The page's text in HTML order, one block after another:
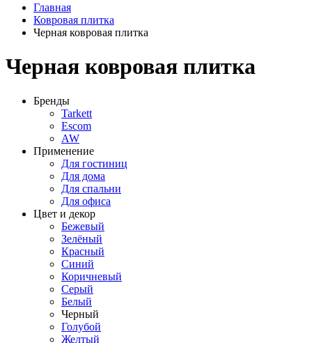
Главная
Ковровая плитка
Черная ковровая плитка
Черная ковровая плитка
Бренды
Tarkett
Escom
AW
Применение
Для гостиниц
Для дома
Для спальни
Для офиса
Цвет и декор
Бежевый
Зелёный
Красный
Синий
Коричневый
Серый
Белый
Черный
Голубой
Желтый